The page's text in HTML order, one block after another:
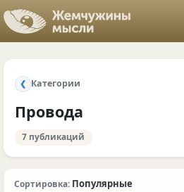
❮ Категории
Провода
7 публикаций
Сортировка: Популярные